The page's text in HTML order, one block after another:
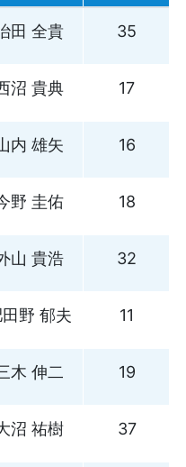
田 全貴 35
沼 貴典 17
内 雄矢 16
野 圭佑 18
山 貴浩 32
田野 郁夫 11
木 伸二 19
沼 祐樹 37